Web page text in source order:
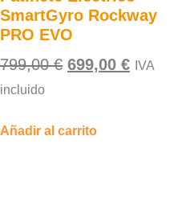
SmartGyro Rockway
PRO EVO
799,00€ 699,00 € IVA
incluido
Añadir al carrito